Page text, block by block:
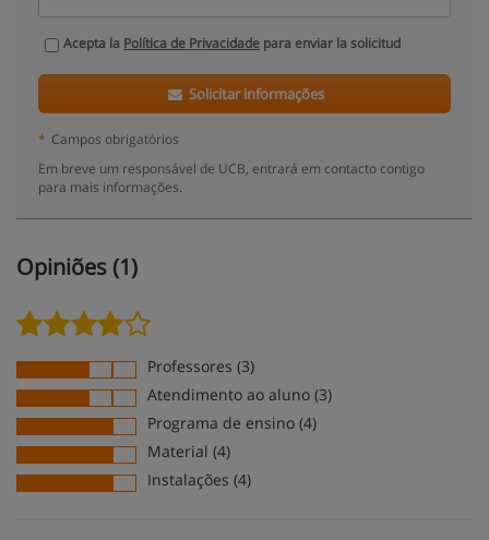
Acepta la Política de Privacidade para enviar la solicitud
Solicitar informações
* Campos obrigatórios
Em breve um responsável de UCB, entrará em contacto contigo
para mais informações.
Opiniões (1)
Professores (3)
Atendimento ao aluno (3)
Programa de ensino (4)
Material (4)
Instalações (4)